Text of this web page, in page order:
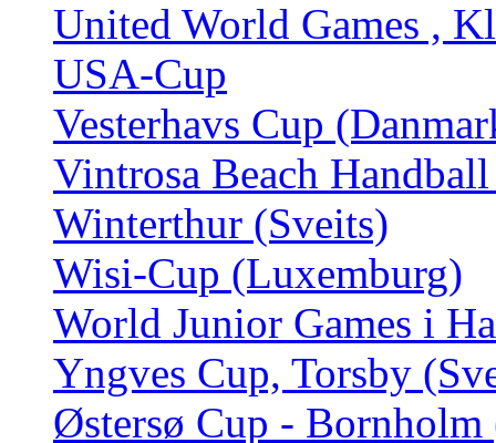
United World Games ,
USA-Cup
Vesterhavs Cup
Vintrosa Beach
Winterthur (Sveits)
Wisi-Cup (Luxemburg)
World Junior Games i
Yngves Cup, Torsby
Østersø Cup - Bornholm